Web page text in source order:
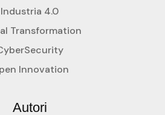
Industria 4.0
Transformation
Innovation
Autori